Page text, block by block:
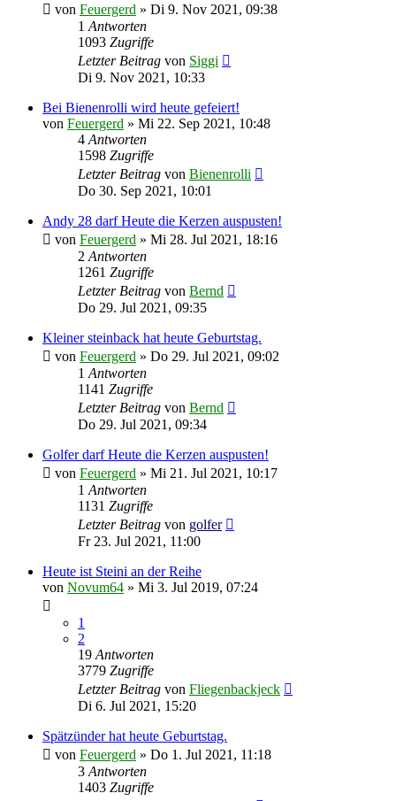
von Feuergerd » Di 9. Nov 2021, 09:38
1 Antworten
1093 Zugriffe
Letzter Beitrag von Siggi
Di 9. Nov 2021, 10:33
Bei Bienenrolli wird heute gefeiert!
von Feuergerd » Mi 22. Sep 2021, 10:48
4 Antworten
1598 Zugriffe
Letzter Beitrag von Bienenrolli
Do 30. Sep 2021, 10:01
Andy 28 darf Heute die Kerzen auspusten!
von Feuergerd » Mi 28. Jul 2021, 18:16
2 Antworten
1261 Zugriffe
Letzter Beitrag von Bernd
Do 29. Jul 2021, 09:35
Kleiner steinback hat heute Geburtstag.
von Feuergerd » Do 29. Jul 2021, 09:02
1 Antworten
1141 Zugriffe
Letzter Beitrag von Bernd
Do 29. Jul 2021, 09:34
Golfer darf Heute die Kerzen auspusten!
von Feuergerd » Mi 21. Jul 2021, 10:17
1 Antworten
1131 Zugriffe
Letzter Beitrag von golfer
Fr 23. Jul 2021, 11:00
Heute ist Steini an der Reihe
von Novum64 » Mi 3. Jul 2019, 07:24
1
2
19 Antworten
3779 Zugriffe
Letzter Beitrag von Fliegenbackjeck
Di 6. Jul 2021, 15:20
Spätzünder hat heute Geburtstag.
von Feuergerd » Do 1. Jul 2021, 11:18
3 Antworten
1403 Zugriffe